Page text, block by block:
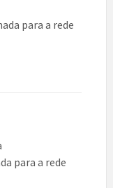
para a rede
para a rede